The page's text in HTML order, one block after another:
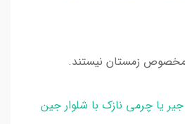
مخصوص زمستان نیستند.
یا چرمی نازک با شلوار جین